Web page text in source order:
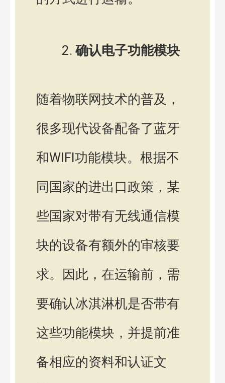
确认电子功能模块
随着物联网技术的普及，
很多现代设备配备了蓝牙
和WIFI功能模块。根据不
同国家的进出口政策，某
些国家对带有无线通信模
块的设备有额外的审核要
求。因此，在运输前，需
要确认冰淇淋机是否带有
这些功能模块，并提前准
备相应的资料和认证文